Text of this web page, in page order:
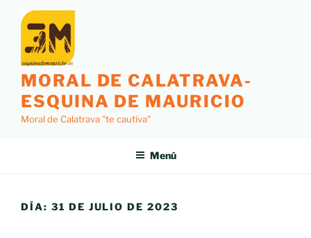
contenido
MORAL DE CALATRAVA-
ESQUINA DE MAURICIO
Moral de Calatrava "te cautiva"
Menú
DÍA: 31 DE JULIO DE 2023